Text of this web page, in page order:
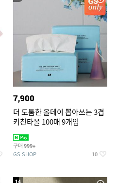
7,900
더 도톰한 올데이 뽑아쓰는 3겹
키친타올 100매 9개입
구매 999+
GS SHOP 10
14